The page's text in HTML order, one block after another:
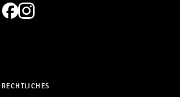
RECHTLICHES